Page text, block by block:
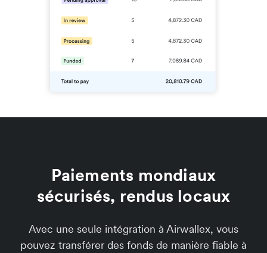
Paiements mondiaux
sécurisés, rendus locaux
Avec une seule intégration à Airwallex, vous
pouvez transférer des fonds de manière fiable à